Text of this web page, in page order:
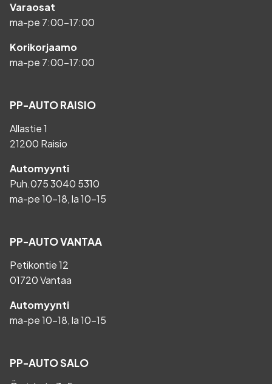
Varaosat
ma-pe 7:00-17:00
Korikorjaamo
ma-pe 7:00-17:00
PP-AUTO RAISIO
Allastie 1
21200 Raisio
Automyynti
Puh.075 3040 5310
ma-pe 10-18, la 10-15
PP-AUTO VANTAA
Petikontie 12
01720 Vantaa
Automyynti
ma-pe 10-18, la 10-15
PP-AUTO SALO